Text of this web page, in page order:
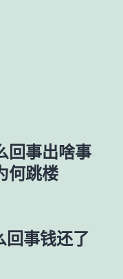
回事出啥事
何跳楼
回事钱还了